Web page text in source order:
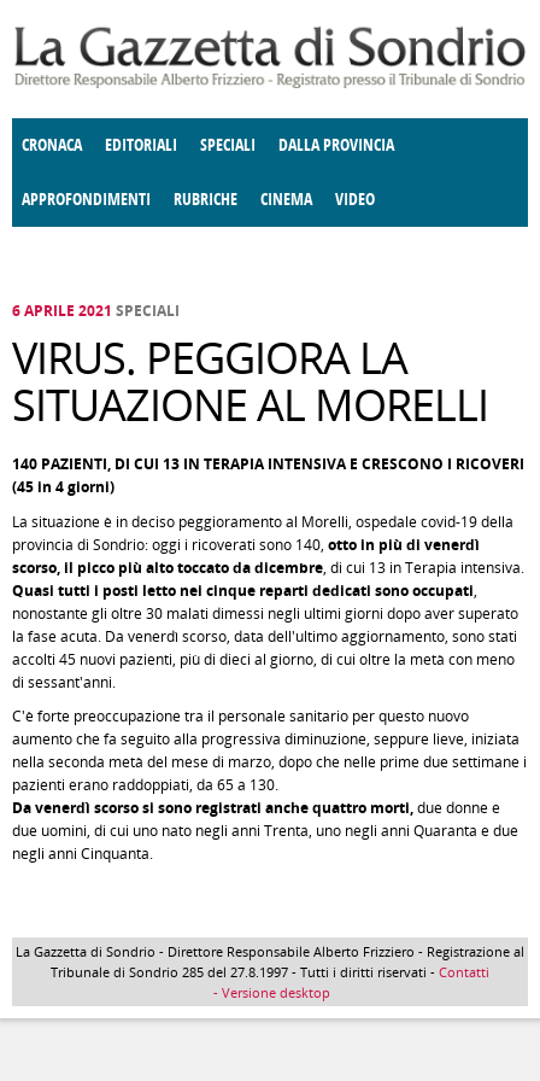
CRONACA EDITORIALI SPECIALI DALLA PROVINCIA
APPROFONDIMENTI
E SPETTACOLI POLITICA
RUBRICHE
DELLE IDEE FATTI DELLO SPIRITO
CINEMA VIDEO
6 APRILE 2021 SPECIALI
VIRUS. PEGGIORA LA
SITUAZIONE AL MORELLI
140 PAZIENTI, DI CUI 13 IN TERAPIA INTENSIVA E CRESCONO I RICOVERI
(45 in 4 giorni)
La situazione è in deciso peggioramento al Morelli, ospedale covid-19 della
provincia di Sondrio: oggi i ricoverati sono 140, otto in più di venerdì
scorso, il picco più alto toccato da dicembre, di cui 13 in Terapia intensiva.
Quasi tutti i posti letto nei cinque reparti dedicati sono occupati,
nonostante gli oltre 30 malati dimessi negli ultimi giorni dopo aver superato
la fase acuta. Da venerdì scorso, data dell'ultimo aggiornamento, sono stati
accolti 45 nuovi pazienti, più di dieci al giorno, di cui oltre la metà con meno
di sessant'anni.
C'è forte preoccupazione tra il personale sanitario per questo nuovo
aumento che fa seguito alla progressiva diminuzione, seppure lieve, iniziata
nella seconda metà del mese di marzo, dopo che nelle prime due settimane i
pazienti erano raddoppiati, da 65 a 130.
Da venerdì scorso si sono registrati anche quattro morti,due donne e
due uomini, di cui uno nato negli anni Trenta, uno negli anni Quaranta e due
negli anni Cinquanta.
La Gazzetta di Sondrio - Direttore Responsabile Alberto Frizziero - Registrazione al
Tribunale di Sondrio 285 del 27.8.1997 - Tutti i diritti riservati - Contatti
- Versione desktop